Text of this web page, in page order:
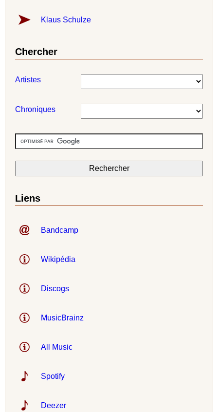
Klaus Schulze
Chercher
Artistes
Chroniques
Liens
Bandcamp
Wikipédia
Discogs
MusicBrainz
All Music
Spotify
Deezer